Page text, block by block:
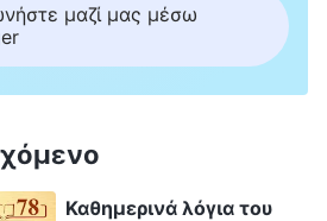
μαζί μας μέσω
Καθημερινά λόγια του